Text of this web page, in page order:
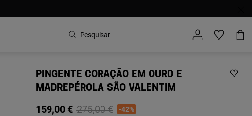
PINGENTE CORAÇÃO EM OURO E
MADREPÉROLA SÃO VALENTIM
159,00 € Price reduced from
275,00 €to-42%